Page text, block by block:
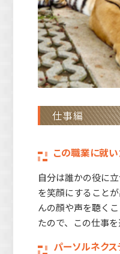
仕事編
この職業に就い
自分は誰かの役に
を笑顔にすること
んの顔や声を聴く
たので、この仕事を
パーソルネク